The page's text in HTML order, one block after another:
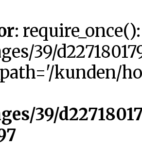
:
39/
kunden/
39/